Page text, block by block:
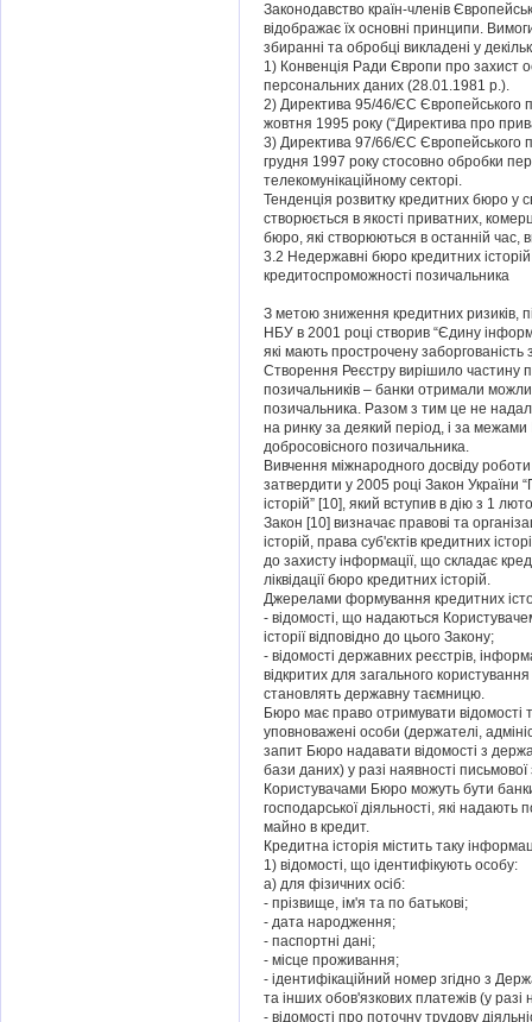
Законодавство країн-членів
відображає їх основні принципи.
збиранні та обробці викладені у
1) Конвенція Ради Європи про захист
персональних даних (28.01.1981 р.).
2) Директива 95/46/ЄС Європейського
жовтня 1995 року (“Директива про
3) Директива 97/66/ЄС Європейського
грудня 1997 року стосовно обробки
телекомунікаційному секторі.
Тенденція розвитку кредитних бюро у
створюється в якості приватних,
бюро, які створюються в останній час,
3.2 Недержавні бюро кредитних історій
кредитоспроможності позичальника
З метою зниження кредитних ризиків,
НБУ в 2001 році створив “Єдину
які мають прострочену заборгованість
Створення Реєстру вирішило частину
позичальників – банки отримали
позичальника. Разом з тим це не
на ринку за деякий період, і за
добросовісного позичальника.
Вивчення міжнародного досвіду
затвердити у 2005 році Закон України
історій” [10], який вступив в дію з 1
Закон [10] визначає правові та
історій, права суб'єктів кредитних
до захисту інформації, що складає
ліквідації бюро кредитних історій.
Джерелами формування кредитних
- відомості, що надаються
історії відповідно до цього Закону;
- відомості державних реєстрів,
відкритих для загального
становлять державну таємницю.
Бюро має право отримувати відомості
уповноважені особи (держателі,
запит Бюро надавати відомості з
бази даних) у разі наявності письмової
Користувачами Бюро можуть бути
господарської діяльності, які
майно в кредит.
Кредитна історія містить таку
1) відомості, що ідентифікують особу:
а) для фізичних осіб:
- прізвище, ім'я та по батькові;
- дата народження;
- паспортні дані;
- місце проживання;
- ідентифікаційний номер згідно з
та інших обов'язкових платежів (у разі
- відомості про поточну трудову